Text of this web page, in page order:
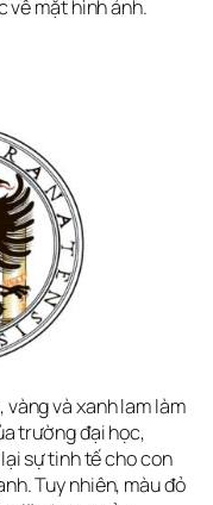
về mặt hình ảnh.
vàng và xanh lam làm
trường đại học,
sự tinh tế cho con
Tuy nhiên, màu đỏ